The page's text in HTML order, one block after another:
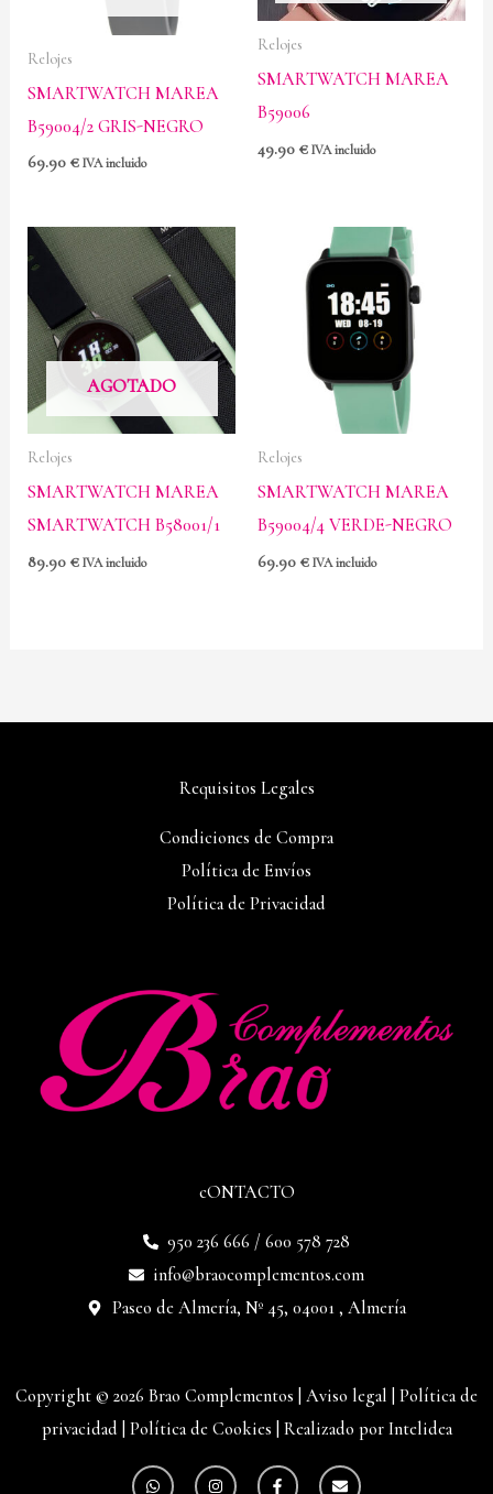
Relojes
SMARTWATCH MAREA
B59004/2 GRIS-NEGRO
69.90 € IVA incluido
Relojes
SMARTWATCH MAREA
B59006
49.90 € IVA incluido
AGOTADO
Relojes
SMARTWATCH MAREA
SMARTWATCH B58001/1
89.90 € IVA incluido
Relojes
SMARTWATCH MAREA
B59004/4 VERDE-NEGRO
69.90 € IVA incluido
cONTACTO
950 236 666 / 600 578 728
info@braocomplementos.com
Paseo de Almería, Nº 45, 04001 , Almería
Requisitos Legales
Condiciones de Compra
Política de Envíos
Política de Privacidad
Copyright © 2026 Brao Complementos | Aviso legal Política de
privacidad Política de Cookies Realizado por Intelidea
W
h
I
n
F
a
E
n